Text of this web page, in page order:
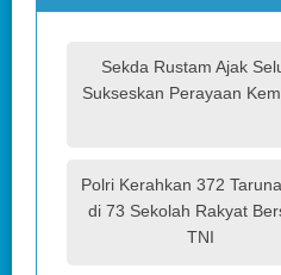
Sekda Rustam Ajak
Sukseskan Perayaan
Polri Kerahkan 372
di 73 Sekolah Rakyat
TNI